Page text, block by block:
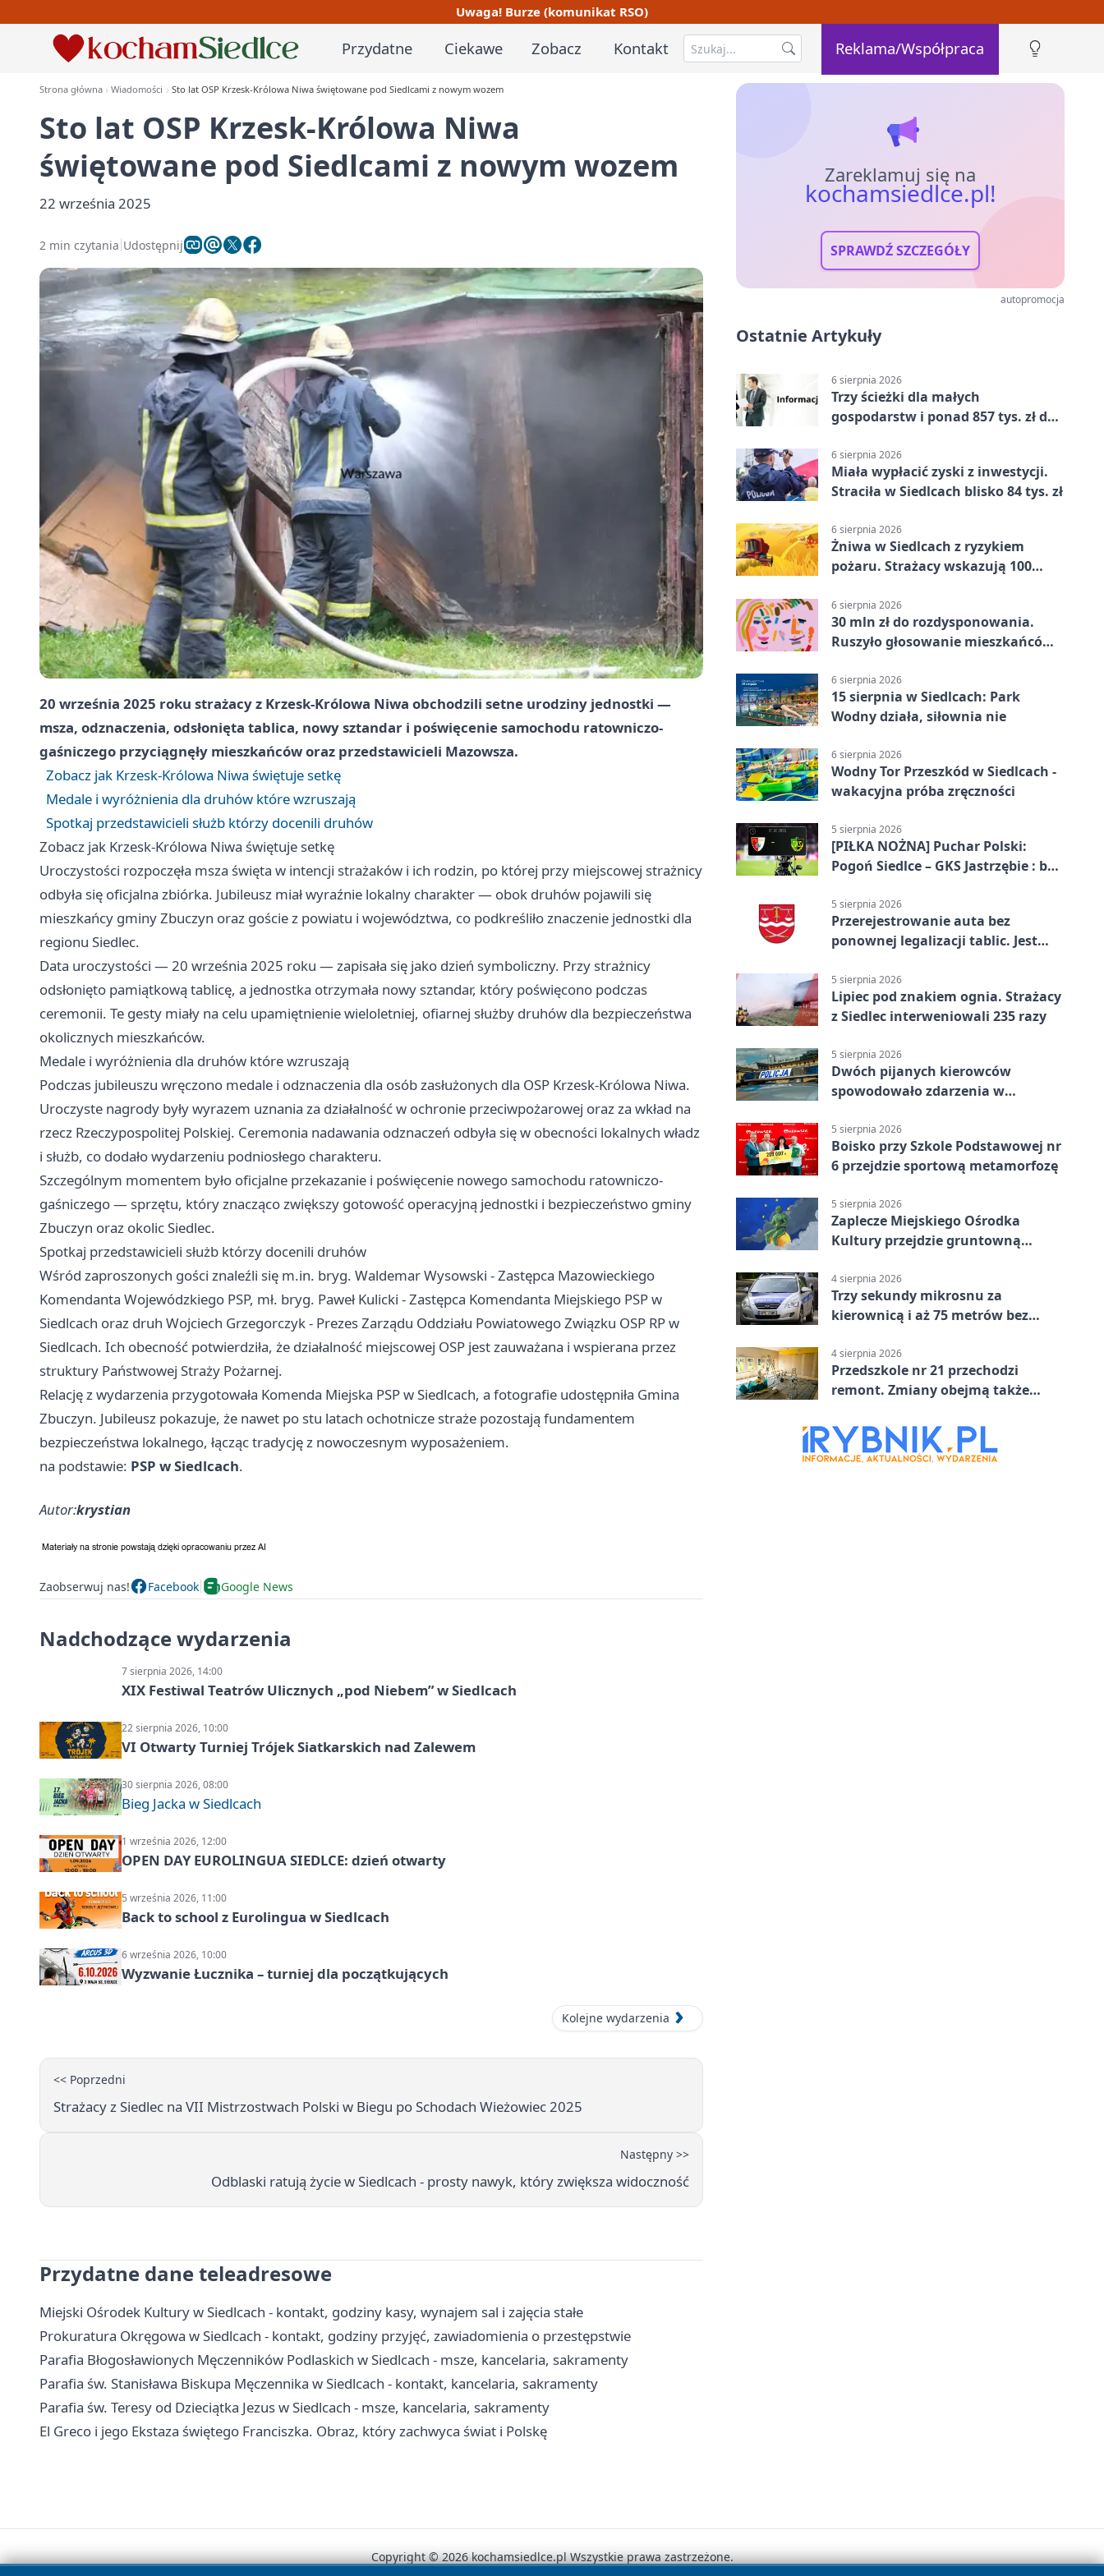
Uwaga! Burze (komunikat RSO)
Przydatne Ciekawe Zobacz Kontakt Reklama/Współpraca
Strona główna Wiadomości Sto lat OSP Krzesk-Królowa Niwa świętowane pod Siedlcami z nowym wozem
Sto lat OSP Krzesk-Królowa Niwa
świętowane pod Siedlcami z nowym wozem
22 września 2025
2 min czytania Udostępnij
20 września 2025 roku strażacy z Krzesk-Królowa Niwa obchodzili setne urodziny jednostki —
msza, odznaczenia, odsłonięta tablica, nowy sztandar i poświęcenie samochodu ratowniczo-
gaśniczego przyciągnęły mieszkańców oraz przedstawicieli Mazowsza.
Zobacz jak Krzesk-Królowa Niwa świętuje setkę
Medale i wyróżnienia dla druhów które wzruszają
Spotkaj przedstawicieli służb którzy docenili druhów
Zobacz jak Krzesk-Królowa Niwa świętuje setkę
Uroczystości rozpoczęła msza święta w intencji strażaków i ich rodzin, po której przy miejscowej strażnicy
odbyła się oficjalna zbiórka. Jubileusz miał wyraźnie lokalny charakter — obok druhów pojawili się
mieszkańcy gminy Zbuczyn oraz goście z powiatu i województwa, co podkreśliło znaczenie jednostki dla
regionu Siedlec.
Data uroczystości — 20 września 2025 roku — zapisała się jako dzień symboliczny. Przy strażnicy
odsłonięto pamiątkową tablicę, a jednostka otrzymała nowy sztandar, który poświęcono podczas
ceremonii. Te gesty miały na celu upamiętnienie wieloletniej, ofiarnej służby druhów dla bezpieczeństwa
okolicznych mieszkańców.
Medale i wyróżnienia dla druhów które wzruszają
Podczas jubileuszu wręczono medale i odznaczenia dla osób zasłużonych dla OSP Krzesk-Królowa Niwa.
Uroczyste nagrody były wyrazem uznania za działalność w ochronie przeciwpożarowej oraz za wkład na
rzecz Rzeczypospolitej Polskiej. Ceremonia nadawania odznaczeń odbyła się w obecności lokalnych władz
i służb, co dodało wydarzeniu podniosłego charakteru.
Szczególnym momentem było oficjalne przekazanie i poświęcenie nowego samochodu ratowniczo-
gaśniczego — sprzętu, który znacząco zwiększy gotowość operacyjną jednostki i bezpieczeństwo gminy
Zbuczyn oraz okolic Siedlec.
Spotkaj przedstawicieli służb którzy docenili druhów
Wśród zaproszonych gości znaleźli się m.in. bryg. Waldemar Wysowski - Zastępca Mazowieckiego
Komendanta Wojewódzkiego PSP, mł. bryg. Paweł Kulicki - Zastępca Komendanta Miejskiego PSP w
Siedlcach oraz druh Wojciech Grzegorczyk - Prezes Zarządu Oddziału Powiatowego Związku OSP RP w
Siedlcach. Ich obecność potwierdziła, że działalność miejscowej OSP jest zauważana i wspierana przez
struktury Państwowej Straży Pożarnej.
Relację z wydarzenia przygotowała Komenda Miejska PSP w Siedlcach, a fotografie udostępniła Gmina
Zbuczyn. Jubileusz pokazuje, że nawet po stu latach ochotnicze straże pozostają fundamentem
bezpieczeństwa lokalnego, łącząc tradycję z nowoczesnym wyposażeniem.
na podstawie: PSP w Siedlcach.
Autor:krystian
Zaobserwuj nas! Facebook Google News
Nadchodzące wydarzenia
7 sierpnia 2026, 14:00
XIX Festiwal Teatrów Ulicznych „pod Niebem” w Siedlcach
22 sierpnia 2026, 10:00
VI Otwarty Turniej Trójek Siatkarskich nad Zalewem
30 sierpnia 2026, 08:00
Bieg Jacka w Siedlcach
1 września 2026, 12:00
OPEN DAY EUROLINGUA SIEDLCE: dzień otwarty
5 września 2026, 11:00
Back to school z Eurolingua w Siedlcach
6 września 2026, 10:00
Wyzwanie Łucznika – turniej dla początkujących
Kolejne wydarzenia
<< Poprzedni
Strażacy z Siedlec na VII Mistrzostwach Polski w Biegu po Schodach Wieżowiec 2025
Następny >>
Odblaski ratują życie w Siedlcach - prosty nawyk, który zwiększa widoczność
Przydatne dane teleadresowe
Miejski Ośrodek Kultury w Siedlcach - kontakt, godziny kasy, wynajem sal i zajęcia stałe
Prokuratura Okręgowa w Siedlcach - kontakt, godziny przyjęć, zawiadomienia o przestępstwie
Parafia Błogosławionych Męczenników Podlaskich w Siedlcach - msze, kancelaria, sakramenty
Parafia św. Stanisława Biskupa Męczennika w Siedlcach - kontakt, kancelaria, sakramenty
Parafia św. Teresy od Dzieciątka Jezus w Siedlcach - msze, kancelaria, sakramenty
El Greco i jego Ekstaza świętego Franciszka. Obraz, który zachwyca świat i Polskę
Zareklamuj się na
kochamsiedlce.pl!
SPRAWDŹ SZCZEGÓŁY
autopromocja
Ostatnie Artykuły
6 sierpnia 2026
Trzy ścieżki dla małych
gospodarstw i ponad 857 tys. zł do
6 sierpnia 2026
Miała wypłacić zyski z inwestycji.
Straciła w Siedlcach blisko 84 tys. zł
6 sierpnia 2026
Żniwa w Siedlcach z ryzykiem
pożaru. Strażacy wskazują 100
6 sierpnia 2026
30 mln zł do rozdysponowania.
Ruszyło głosowanie mieszkańców
6 sierpnia 2026
15 sierpnia w Siedlcach: Park
Wodny działa, siłownia nie
6 sierpnia 2026
Wodny Tor Przeszkód w Siedlcach -
wakacyjna próba zręczności
5 sierpnia 2026
[PIŁKA NOŻNA] Puchar Polski:
Pogoń Siedlce – GKS Jastrzębie : bez
5 sierpnia 2026
Przerejestrowanie auta bez
ponownej legalizacji tablic. Jest
5 sierpnia 2026
Lipiec pod znakiem ognia. Strażacy
z Siedlec interweniowali 235 razy
5 sierpnia 2026
Dwóch pijanych kierowców
spowodowało zdarzenia w
5 sierpnia 2026
Boisko przy Szkole Podstawowej nr
6 przejdzie sportową metamorfozę
5 sierpnia 2026
Zaplecze Miejskiego Ośrodka
Kultury przejdzie gruntowną
4 sierpnia 2026
Trzy sekundy mikrosnu za
kierownicą i aż 75 metrów bez
4 sierpnia 2026
Przedszkole nr 21 przechodzi
remont. Zmiany obejmą także
Copyright © 2026 kochamsiedlce.pl Wszystkie prawa zastrzeżone.